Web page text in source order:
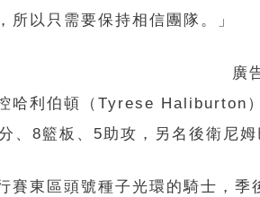
所以只需要保持相信團隊。」
廣
哈利伯頓（Tyrese Haliburton
、8籃板、5助攻，另名後衛尼
賽東區頭號種子光環的騎士，